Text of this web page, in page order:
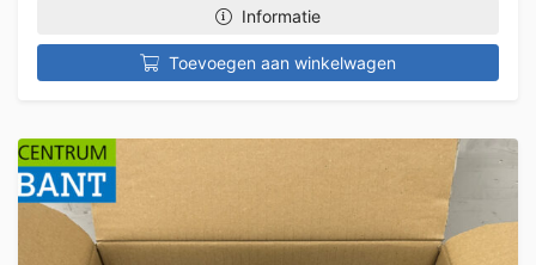
Informatie
Toevoegen aan winkelwagen